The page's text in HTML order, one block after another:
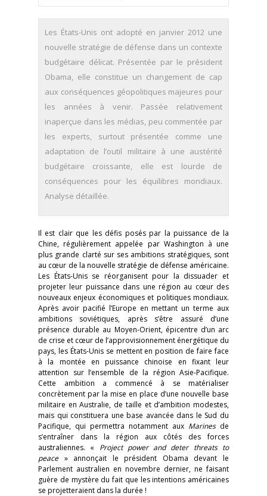
Les États-Unis ont adopté en janvier 2012 une
nouvelle stratégie de défense dans un contexte
budgétaire délicat. Présentée par le président
Obama, elle constitue un changement de cap
aux conséquences géopolitiques majeures pour
les années à venir. Passée relativement
inaperçue dans les médias, peu commentée par
les experts, surtout présentée comme une
adaptation de l’outil militaire à une austérité
budgétaire croissante, elle est lourde de
conséquences pour les équilibres mondiaux.
Analyse détaillée.
Il est clair que les défis posés par la puissance de la
Chine, régulièrement appelée par Washington à une
plus grande clarté sur ses ambitions stratégiques, sont
au cœur de la nouvelle stratégie de défense américaine.
Les États-Unis se réorganisent pour la dissuader et
projeter leur puissance dans une région au cœur des
nouveaux enjeux économiques et politiques mondiaux.
Après avoir pacifié l’Europe en mettant un terme aux
ambitions soviétiques, après s’être assuré d’une
présence durable au Moyen-Orient, épicentre d’un arc
de crise et cœur de l’approvisionnement énergétique du
pays, les États-Unis se mettent en position de faire face
à la montée en puissance chinoise en fixant leur
attention sur l’ensemble de la région Asie-Pacifique.
Cette ambition a commencé à se matérialiser
concrètement par la mise en place d’une nouvelle base
militaire en Australie, de taille et d’ambition modestes,
mais qui constituera une base avancée dans le Sud du
Pacifique, qui permettra notamment aux Marinesde
s’entraîner dans la région aux côtés des forces
australiennes. « Project power and deter threats to
peace» annonçait le président Obama devant le
Parlement australien en novembre dernier, ne faisant
guère de mystère du fait que les intentions américaines
se projetteraient dans la durée !